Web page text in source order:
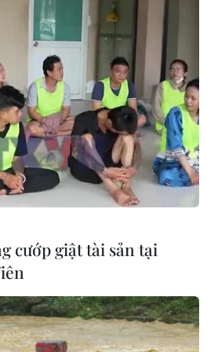
hãm tăng
thay đổi vị
Ukraine
London, một
cướp giật tài sản tại